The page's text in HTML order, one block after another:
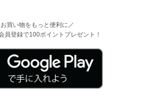
買い物をもっと便利に／
員登録で100ポイントプレゼント！